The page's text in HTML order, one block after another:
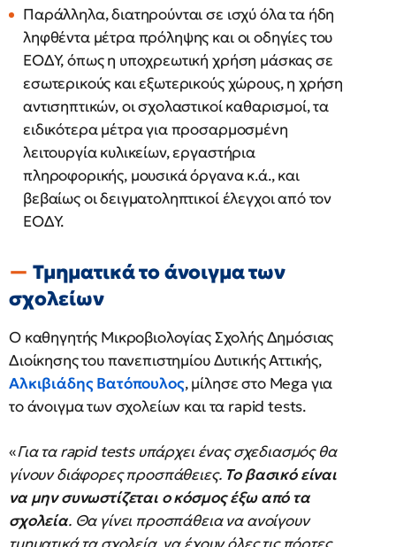
Παράλληλα, διατηρούνται σε ισχύ όλα τα ήδη
ληφθέντα μέτρα πρόληψης και οι οδηγίες του
ΕΟΔΥ, όπως η υποχρεωτική χρήση μάσκας σε
εσωτερικούς και εξωτερικούς χώρους, η χρήση
αντισηπτικών, οι σχολαστικοί καθαρισμοί, τα
ειδικότερα μέτρα για προσαρμοσμένη
λειτουργία κυλικείων, εργαστήρια
πληροφορικής, μουσικά όργανα κ.ά., και
βεβαίως οι δειγματοληπτικοί έλεγχοι από τον
ΕΟΔΥ.
Τμηματικά το άνοιγμα των
σχολείων
Ο καθηγητής Μικροβιολογίας Σχολής Δημόσιας
Διοίκησης του πανεπιστημίου Δυτικής Αττικής,
Αλκιβιάδης Βατόπουλος, μίλησε στο Mega για
το άνοιγμα των σχολείων και τα rapid tests.
«Για τα rapid tests υπάρχει ένας σχεδιασμός θα
γίνουν διάφορες προσπάθειες. Το βασικό είναι
να μην συνωστίζεται ο κόσμος έξω από τα
σχολεία. Θα γίνει προσπάθεια να ανοίγουν